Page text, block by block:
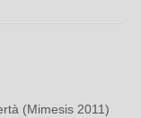
(Mimesis 2011)